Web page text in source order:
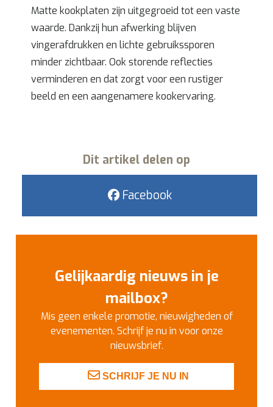
Matte kookplaten zijn uitgegroeid tot een vaste
waarde. Dankzij hun afwerking blijven
vingerafdrukken en lichte gebruikssporen
minder zichtbaar. Ook storende reflecties
verminderen en dat zorgt voor een rustiger
beeld en een aangenamere kookervaring.
Dit artikel delen op
Facebook
Gelijkaardig nieuws in je
mailbox?
Mis geen enkele promotie, nieuwigheden of
evenementen. Schrijf je nu in voor onze
nieuwsbrief.
SCHRIJF JE NU IN